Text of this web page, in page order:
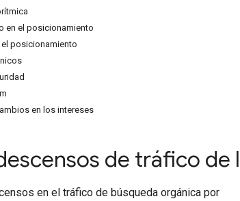
en el posicionamiento
el posicionamiento
en los intereses
de tráfico
en el tráfico de búsqueda orgánica por